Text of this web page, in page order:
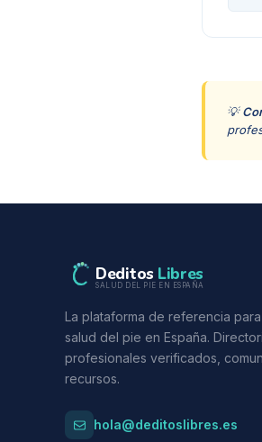
💡
Deditos Libres
SALUD DEL PIE EN ESPAÑA
La plataforma de referencia
salud del pie en España.
profesionales verificados,
recursos.
hola@deditoslibres.es